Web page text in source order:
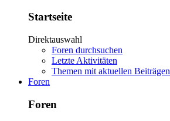
Startseite
Direktauswahl
Foren durchsuchen
Letzte Aktivitäten
Themen mit aktuellen Beiträgen
Foren
Foren